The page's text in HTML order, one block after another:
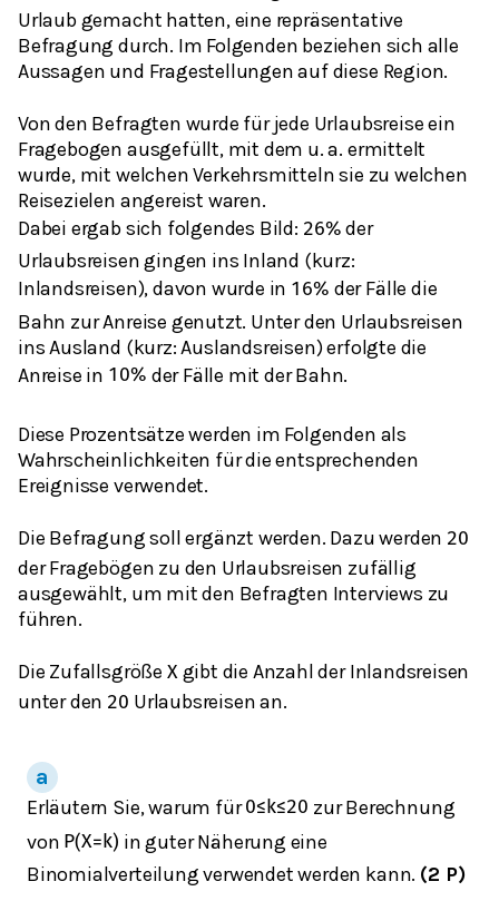
Urlaub gemacht hatten, eine repräsentative
Befragung durch. Im Folgenden beziehen sich alle
Aussagen und Fragestellungen auf diese Region.
Von den Befragten wurde für jede Urlaubsreise ein
Fragebogen ausgefüllt, mit dem u. a. ermittelt
wurde, mit welchen Verkehrsmitteln sie zu welchen
Reisezielen angereist waren.
Dabei ergab sich folgendes Bild: 26% der
Urlaubsreisen gingen ins Inland (kurz:
Inlandsreisen), davon wurde in 16% der Fälle die
Bahn zur Anreise genutzt. Unter den Urlaubsreisen
ins Ausland (kurz: Auslandsreisen) erfolgte die
Anreise in 10% der Fälle mit der Bahn.
Diese Prozentsätze werden im Folgenden als
Wahrscheinlichkeiten für die entsprechenden
Ereignisse verwendet.
Die Befragung soll ergänzt werden. Dazu werden 20
der Fragebögen zu den Urlaubsreisen zufällig
ausgewählt, um mit den Befragten Interviews zu
führen.
Die Zufallsgröße Xgibt die Anzahl der Inlandsreisen
unter den 20 Urlaubsreisen an.
Erläutern Sie, warum für0≤ k≤20 zur Berechnung
von P(X= k) in guter Näherung eine
Binomialverteilung verwendet werden kann. (2 P)